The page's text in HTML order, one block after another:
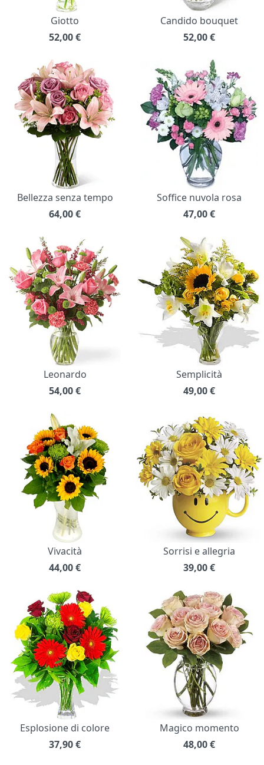
Giotto
52,00€
Candido bouquet
52,00€
Bellezza senza tempo
64,00€
Soffice nuvola rosa
47,00€
Leonardo
54,00€
Semplicità
49,00€
Vivacità
44,00€
Sorrisi e allegria
39,00€
Esplosione di colore
37,90€
Magico momento
48,00€